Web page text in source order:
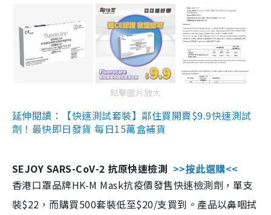
點擊圖片放大
延伸閱讀：【快速測試套裝】鄰住買開賣$9.9快速測試
劑！最快即日發貨 每日15萬盒補貨
SEJOY SARS-CoV-2 抗原快速檢測 >>按此選購<<
香港口罩品牌HK-M Mask抗疫價發售快速檢測劑，單支
裝$22，而購買500套裝低至$20/支買到。產品以鼻咽拭